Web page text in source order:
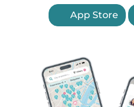
App Store